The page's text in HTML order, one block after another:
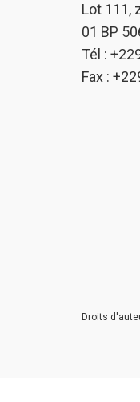
Lot 111,
01 BP
Tél :
Fax :
Droits